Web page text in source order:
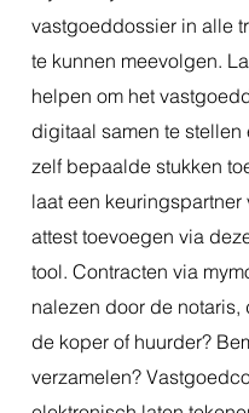
vastgoeddossier in alle
te kunnen meevolgen.
helpen om het
digitaal samen te stellen
zelf bepaalde stukken
laat een keuringspartner
attest toevoegen via
tool. Contracten via
nalezen door de notaris,
de koper of huurder?
verzamelen?